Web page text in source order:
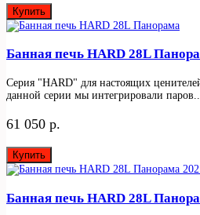
Купить
Банная печь HARD 28L
Серия "HARD" для настоящих
данной серии мы интегрировали паров..
61 050 р.
Купить
Банная печь HARD 28L